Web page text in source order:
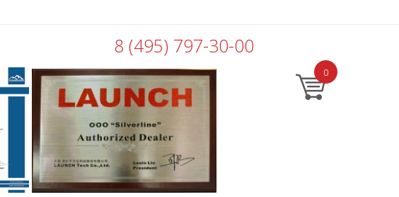
0
8 (495) 797-30-00